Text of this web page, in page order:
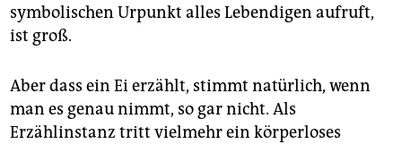
symbolischen Urpunkt alles Lebendigen aufruft,
ist groß.
Aber dass ein Ei erzählt, stimmt natürlich, wenn
man es genau nimmt, so gar nicht. Als
Erzählinstanz tritt vielmehr ein körperloses